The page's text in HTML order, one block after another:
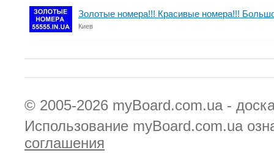
Золотые номера!!! Красивые номера!!!
Киев
© 2005-2026 myBoard.com.ua -
Использование myBoard.com.ua
соглашения